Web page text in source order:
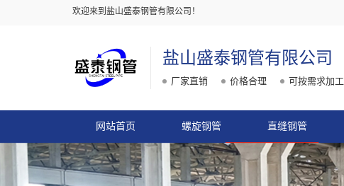
欢迎来到盐山盛泰钢管有限公司！
盐山盛泰钢管有限公司
厂家直销 价格合理 可按需求加工
网站首页 螺旋钢管 直缝钢管